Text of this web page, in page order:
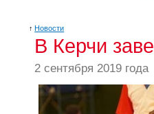
↑ Новости
В Керчи
2 сентября 2019 года